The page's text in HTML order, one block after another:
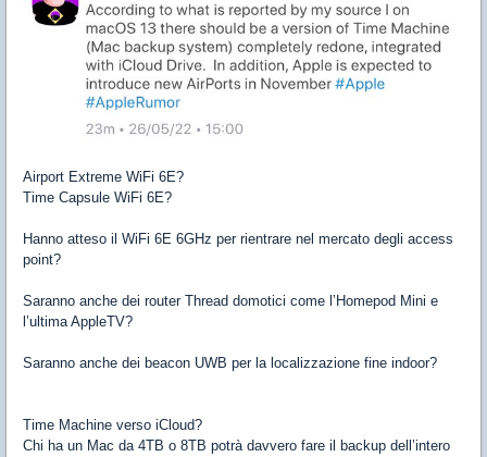
Airport Extreme WiFi 6E?
Time Capsule WiFi 6E?
Hanno atteso il WiFi 6E 6GHz per rientrare nel mercato degli access
point?
Saranno anche dei router Thread domotici come l’Homepod Mini e
l’ultima AppleTV?
Saranno anche dei beacon UWB per la localizzazione fine indoor?
Time Machine verso iCloud?
Chi ha un Mac da 4TB o 8TB potrà davvero fare il backup dell’intero